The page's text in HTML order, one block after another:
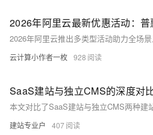
云计算小作者一枚 928
建站专业户 407